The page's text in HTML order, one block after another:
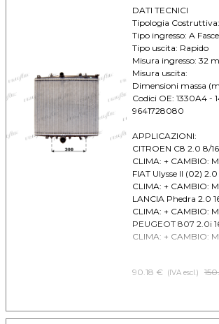
DATI TECNICI
Tipologia
Tipo ingresso: A
Tipo uscita: Rapido
Misura ingresso: 32
Misura uscita:
Dimensioni massa
Codici OE: 1330A4 -
9641728080
APPLICAZIONI:
CITROEN C8 2.0 8/
CLIMA: + CAMBIO: M
FIAT Ulysse II (02)
CLIMA: + CAMBIO: M
LANCIA Phedra 2.0
CLIMA: + CAMBIO: M
PEUGEOT 807 2.0i
CLIMA: + CAMBIO: M
90.18 € (IVA escl.)